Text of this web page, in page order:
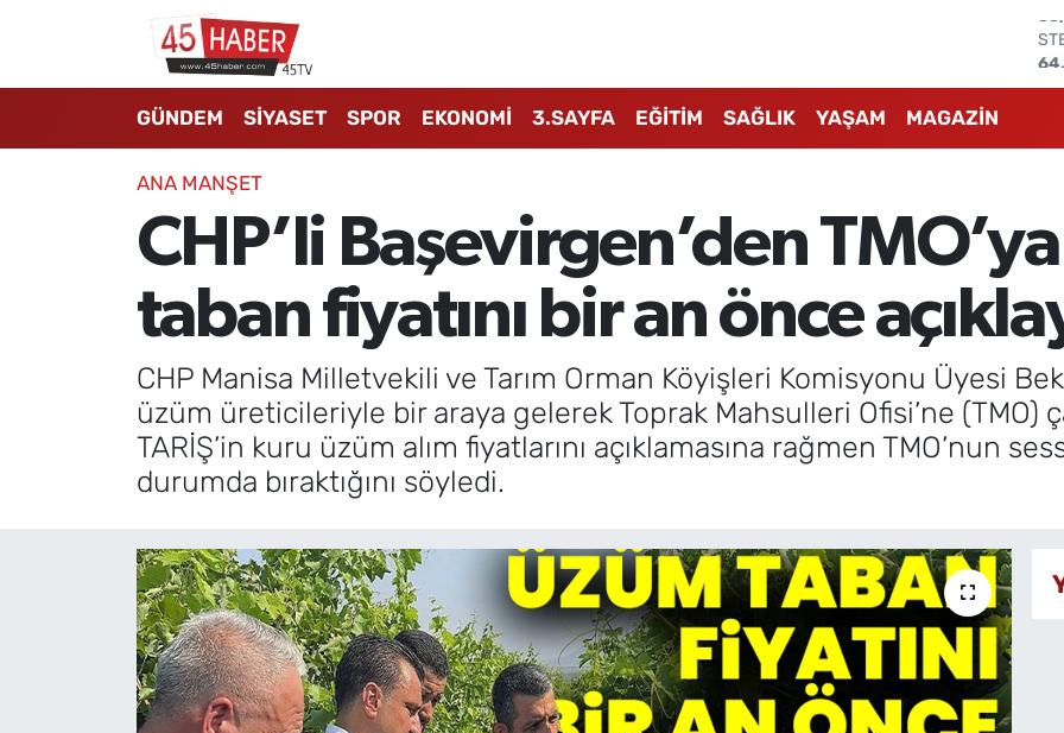
GÜNDEM SİYASET SPOR EKONOMİ 3.SAYFA EĞİTİM SAĞLIK YAŞAM MAGAZİN
ANA MANŞET
CHP’li Başevirgen’den
taban fiyatını bir an önce
CHP Manisa Milletvekili ve Tarım Orman Köyişleri Komisyonu Üyesi
üzüm üreticileriyle bir araya gelerek Toprak Mahsulleri Ofisi’ne (TMO)
TARİŞ’in kuru üzüm alım fiyatlarını açıklamasına rağmen TMO’nun
durumda bıraktığını söyledi.
GÜNDEM
SİYASET
EKONOMİ
3.SAYFA
EĞİTİM
MAGAZİN
Manisa Nöbetçi Eczaneler
Manisa Hava Durumu
Manisa Namaz Vakitleri
Manisa Trafik Yoğunluk Haritası
Süper Lig Puan Durumu ve Fikstür
Tüm Manşetler
Son Dakika Haberleri